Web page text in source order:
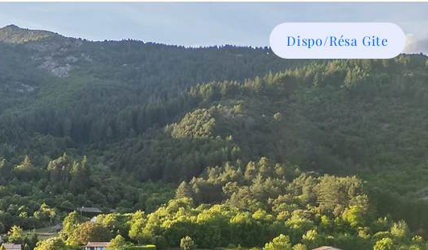
Dispo/Résa Gite